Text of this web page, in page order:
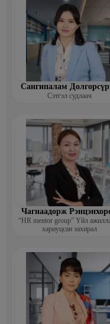
Сангипалам
Сэтгэл судлаач
Чагнаадорж
“HR mentor group” Үйл
хариуцсан захирал